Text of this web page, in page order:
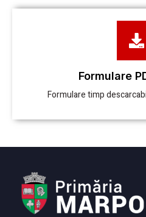
Formulare
Formulare timp